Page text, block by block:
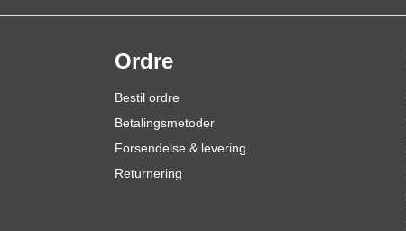
Ordre
Bestil ordre
Betalingsmetoder
Forsendelse & levering
Returnering